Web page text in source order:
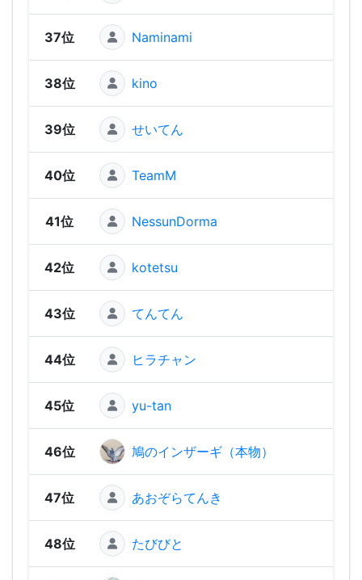
37位 Naminami
38位 kino
39位 せいてん
40位 TeamM
41位 NessunDorma
42位 kotetsu
43位 てんてん
44位 ヒラチャン
45位 yu-tan
46位 鳩のインザーギ（本物）
47位 あおぞらてんき
48位 たびびと